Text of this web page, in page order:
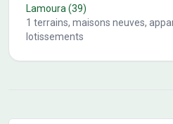
Lamoura(39)
1 terrains, maisons neuves,
lotissements